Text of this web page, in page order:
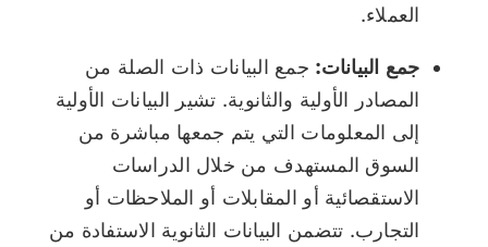
العملاء.
جمع البيانات: جمع البيانات ذات الصلة من
المصادر الأولية والثانوية. تشير البيانات الأولية
إلى المعلومات التي يتم جمعها مباشرة من
السوق المستهدف من خلال الدراسات
الاستقصائية أو المقابلات أو الملاحظات أو
التجارب. تتضمن البيانات الثانوية الاستفادة من